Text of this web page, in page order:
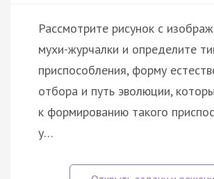
Рассмотрите рисунок с
мухи-журчалки и определите
приспособления, форму
отбора и путь эволюции,
к формированию такого
у…